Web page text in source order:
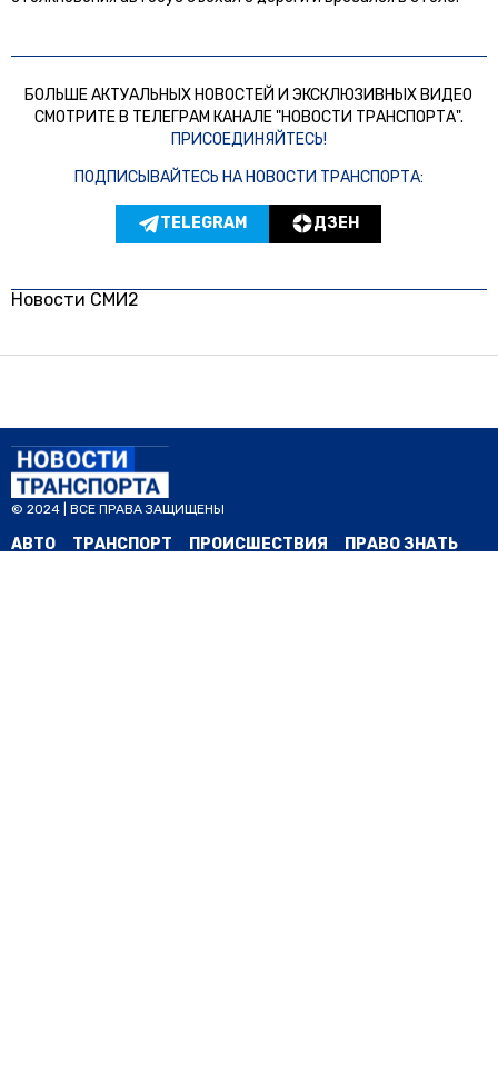
БОЛЬШЕ АКТУАЛЬНЫХ НОВОСТЕЙ И ЭКСКЛЮЗИВНЫХ ВИДЕО
СМОТРИТЕ В ТЕЛЕГРАМ КАНАЛЕ "НОВОСТИ ТРАНСПОРТА".
ПРИСОЕДИНЯЙТЕСЬ!
ПОДПИСЫВАЙТЕСЬ НА НОВОСТИ ТРАНСПОРТА:
TELEGRAM ДЗЕН
Новости СМИ2
© 2024 | ВСЕ ПРАВА ЗАЩИЩЕНЫ
АВТО ТРАНСПОРТ ПРОИСШЕСТВИЯ
ПРАВО ЗНАТЬ